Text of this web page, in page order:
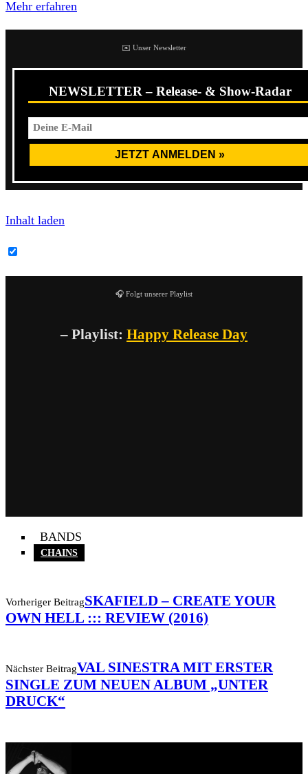
Mehr erfahren
✉️ Unser Newsletter
NEWSLETTER – Release- & Show-Radar
Inhalt laden
🎧 Folgt unserer Playlist
– Playlist: Happy Release Day
BANDS
CHAINS
Vorheriger BeitragSKAFIELD – CREATE YOUR
OWN HELL ::: REVIEW (2016)
Nächster BeitragVAL SINESTRA MIT ERSTER
SINGLE ZUM NEUEN ALBUM „UNTER
DRUCK“